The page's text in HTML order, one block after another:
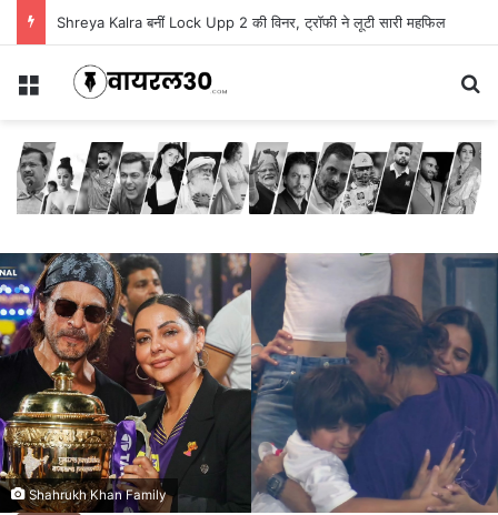
Shreya Kalra बनीं Lock Upp 2 की विनर, ट्रॉफी ने लूटी सारी महफिल
Menu
Shahrukh Khan Family